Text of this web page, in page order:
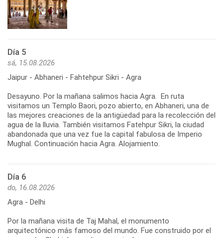
Día 5
sá, 15.08.2026
Jaipur - Abhaneri - Fahtehpur Sikri - Agra
Desayuno. Por la mañana salimos hacia Agra. En ruta
visitamos un Templo Baori, pozo abierto, en Abhaneri, una de
las mejores creaciones de la antigüedad para la recolección del
agua de la lluvia. También visitamos Fatehpur Sikri, la ciudad
abandonada que una vez fue la capital fabulosa de Imperio
Mughal. Continuación hacia Agra. Alojamiento.
Día 6
do, 16.08.2026
Agra - Delhi
Por la mañana visita de Taj Mahal, el monumento
arquitectónico más famoso del mundo. Fue construido por el